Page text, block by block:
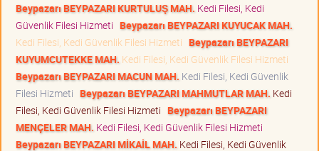
Beypazarı BEYPAZARI KURTULUŞ MAH. Kedi Filesi, Kedi
Güvenlik Filesi Hizmeti Beypazarı BEYPAZARI KUYUCAK MAH.
Kedi Filesi, Kedi Güvenlik Filesi Hizmeti Beypazarı BEYPAZARI
KUYUMCUTEKKE MAH. Kedi Filesi, Kedi Güvenlik Filesi Hizmeti
Beypazarı BEYPAZARI MACUN MAH. Kedi Filesi, Kedi Güvenlik
Filesi Hizmeti Beypazarı BEYPAZARI MAHMUTLAR MAH. Kedi
Filesi, Kedi Güvenlik Filesi Hizmeti Beypazarı BEYPAZARI
MENÇELER MAH. Kedi Filesi, Kedi Güvenlik Filesi Hizmeti
Beypazarı BEYPAZARI MİKAİL MAH. Kedi Filesi, Kedi Güvenlik